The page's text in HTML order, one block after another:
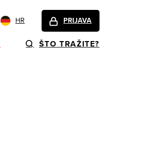
HR PRIJAVA
ŠTO TRAŽITE?